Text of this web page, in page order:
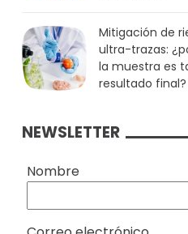
Mitigación de
ultra-trazas:
la muestra es
resultado final?
NEWSLETTER
Nombre